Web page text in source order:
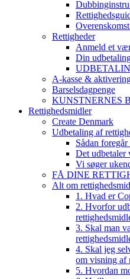
Rettigheder
Anmeld et
Din
A-kasse &
Barselsdagpenge
KUNSTNERNES
Rettighedsmidler
Create Denmark
Udbetaling af
Sådan
Det udbetaler
Vi søger
FÅ DINE
Alt om
1. Hvad er
2. Hvorfor
3. Skal man
4. Skal jeg
om visning
5. Hvordan